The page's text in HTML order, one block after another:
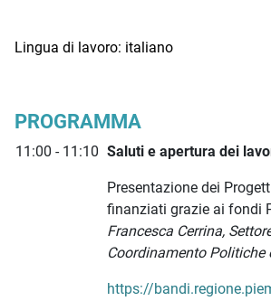
Lingua di lavoro: italiano
PROGRAMMA
11:00 - 11:10 Saluti e apertura dei
Presentazione dei
finanziati grazie ai fondi
Francesca Cerrina,
Coordinamento Politiche
https://